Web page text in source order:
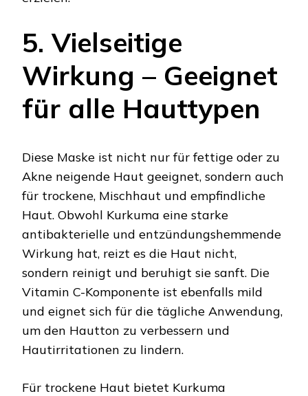
5. Vielseitige
Wirkung – Geeignet
für alle Hauttypen
Diese Maske ist nicht nur für fettige oder zu
Akne neigende Haut geeignet, sondern auch
für trockene, Mischhaut und empfindliche
Haut. Obwohl Kurkuma eine starke
antibakterielle und entzündungshemmende
Wirkung hat, reizt es die Haut nicht,
sondern reinigt und beruhigt sie sanft. Die
Vitamin C-Komponente ist ebenfalls mild
und eignet sich für die tägliche Anwendung,
um den Hautton zu verbessern und
Hautirritationen zu lindern.
Für trockene Haut bietet Kurkuma